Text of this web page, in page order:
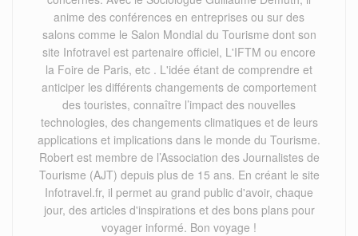
anime des conférences en entreprises ou sur des
salons comme le Salon Mondial du Tourisme dont son
site Infotravel est partenaire officiel, L'IFTM ou encore
la Foire de Paris, etc . L'idée étant de comprendre et
anticiper les différents changements de comportement
des touristes, connaître l’impact des nouvelles
technologies, des changements climatiques et de leurs
applications et implications dans le monde du Tourisme.
Robert est membre de l’Association des Journalistes de
Tourisme (AJT) depuis plus de 15 ans. En créant le site
Infotravel.fr, il permet au grand public d'avoir, chaque
jour, des articles d'inspirations et des bons plans pour
voyager informé. Bon voyage !